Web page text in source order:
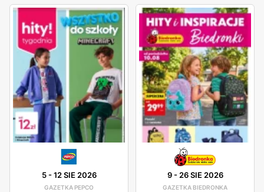
innowacyjność i ciągłe udoskonalanie swoich wyrobów, co
pozwala na oferowanie odzieży, która jest nie tylko modna,
ale także wygodna i trwała. SklepyDiverse są
zlokalizowane w dogodnych miejscach na terenie całej
Polski, co ułatwia dostęp do szerokiej gamy produktów
odzieżowych i akcesoriów. Firma kładzie duży nacisk na
jakość obsługi oraz pomoc w wyborze odpowiednich
produktów, oferując fachowe doradztwo i wsparcie na
każdym etapie zakupów. Dzięki temu Diverse
zdobyła
lojalność wielu zadowolonych klientów.
5-12 SIE 2026
GAZETKA PEPCO
9-26 SIE 2026
GAZETKA BIEDRONKA